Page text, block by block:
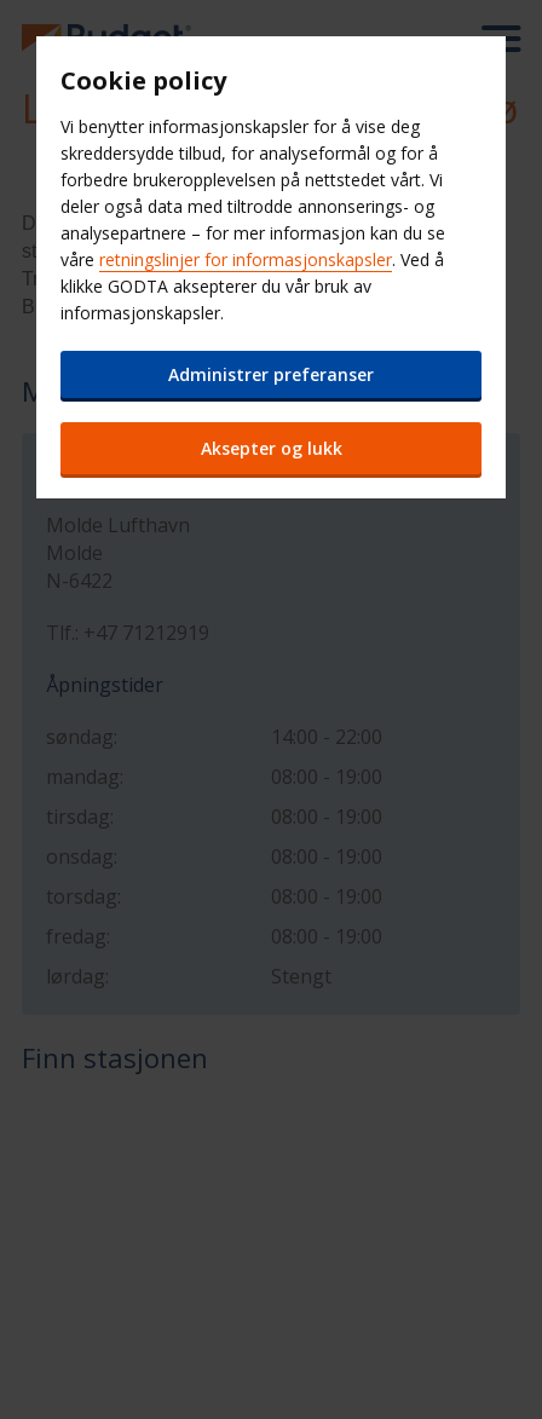
Leiebil Molde Lufthavn, Årø
Det er mange måter å reise til Molde på. Hurtigruten
stanser her, og det går ekspressbuss fra Oslo og
Trondheim. Flyplassen ligger på Årø, og der venter
Budget Bilutleie med billige leiebiler og gode tilbud.
Molde Lufthavn, Årø
Stasjonsinformasjon
Molde Lufthavn
Molde
N-6422
Tlf.: +47 71212919
Åpningstider
søndag:
14:00 - 22:00
mandag:
08:00 - 19:00
tirsdag:
08:00 - 19:00
onsdag:
08:00 - 19:00
torsdag:
08:00 - 19:00
fredag:
08:00 - 19:00
lørdag:
Stengt
Finn stasjonen
Cookie policy
Vi benytter informasjonskapsler for å vise deg
skreddersydde tilbud, for analyseformål og for å
forbedre brukeropplevelsen på nettstedet vårt. Vi
deler også data med tiltrodde annonserings- og
analysepartnere – for mer informasjon kan du se
våre retningslinjer for informasjonskapsler. Ved å
klikke GODTA aksepterer du vår bruk av
informasjonskapsler.
Administrer preferanser
Aksepter og lukk